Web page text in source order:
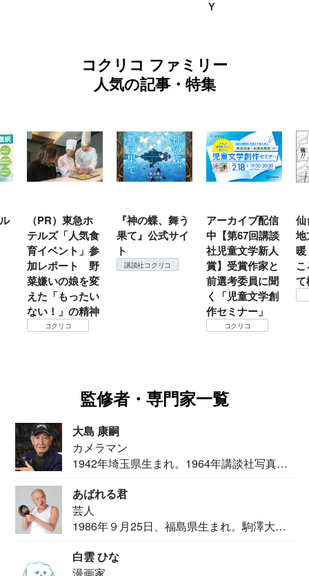
コクリコ ファミリー
人気の記事・特集
『神の蝶、舞う
果て』公式サイ
ト
講談社コクリコ
アーカイブ配信
中【第67回講談
社児童文学新人
賞】受賞作家と
仙台の冬は東北
地方では温
暖？ 本当のと
ころは仙台に来
て検証すべし！
コクリコ
『
（
こ
月
監修者・専門家一覧
大島 康嗣
カメラマン
1942年埼玉県生まれ。1964年講談社写真部
あばれる君
芸人
1986年９月25日、福島県生まれ。駒澤大学
白雲 ひな
漫画家